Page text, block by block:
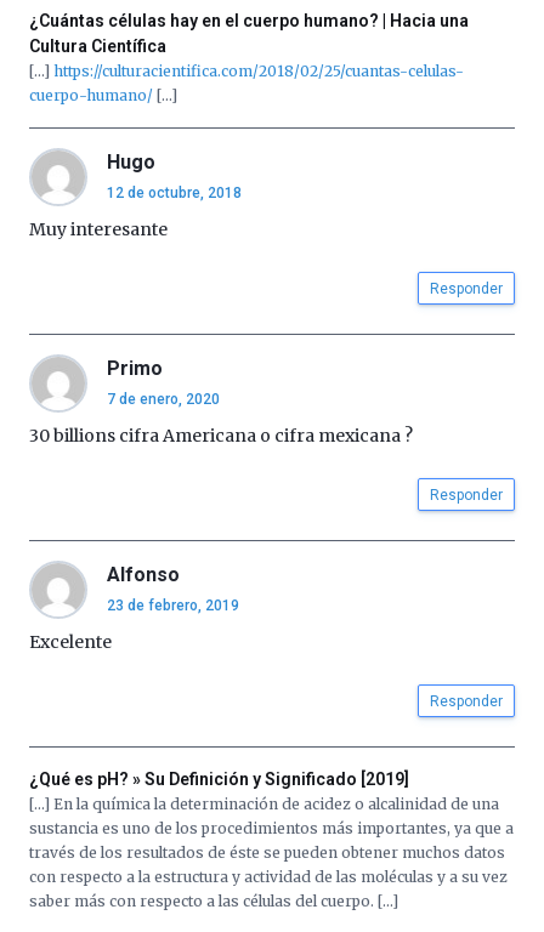
¿Cuántas células hay en el cuerpo humano? | Hacia una
Cultura Científica
[…] https://culturacientifica.com/2018/02/25/cuantas-celulas-
cuerpo-humano/ […]
Hugo
12 de octubre, 2018
Muy interesante
Responder
Primo
7 de enero, 2020
30 billions cifra Americana o cifra mexicana ?
Responder
Alfonso
23 de febrero, 2019
Excelente
Responder
¿Qué es pH? » Su Definición y Significado [2019]
[…] En la química la determinación de acidez o alcalinidad de una
sustancia es uno de los procedimientos más importantes, ya que a
través de los resultados de éste se pueden obtener muchos datos
con respecto a la estructura y actividad de las moléculas y a su vez
saber más con respecto a las células del cuerpo. […]